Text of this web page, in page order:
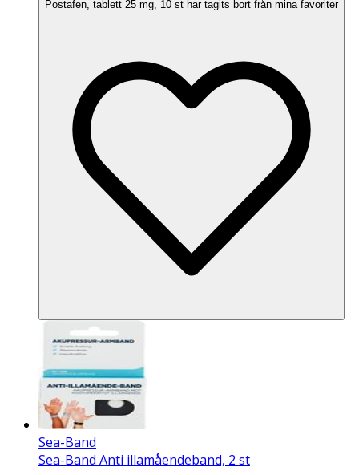
Postafen, tablett 25 mg, 10 st har tagits bort från mina favoriter
Sea-Band
Sea-Band Anti illamåendeband, 2 st